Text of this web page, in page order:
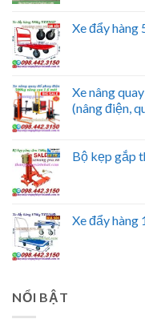
Xe đẩy
Xe nâng
(nâng điện,
Bộ kẹp gắp
Xe đẩy
NỔI BẬT